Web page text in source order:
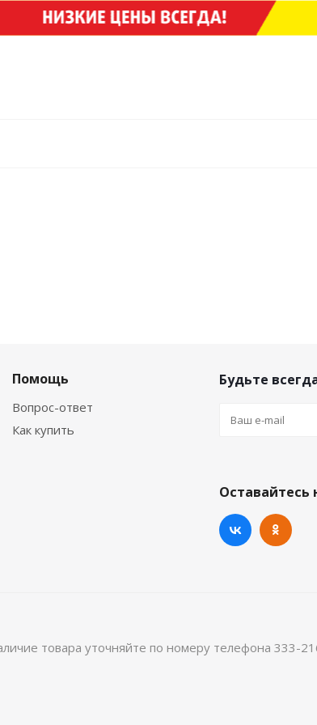
Помощь
Вопрос-ответ
Как купить
Будьте
Оставайтесь
товара уточняйте по номеру телефона 333-